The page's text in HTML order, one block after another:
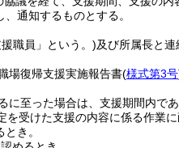
通知するものとする。
職員」という。)及び所属長と連
場復帰支援実施報告書(様式第3号
に至った場合は、支援期間内で
を受けた支援の内容に係る作業に
き。